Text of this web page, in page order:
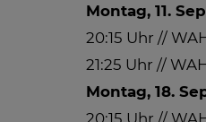
Montag, 11.
20:15 Uhr //
21:25 Uhr //
Montag, 18.
20:15 Uhr //